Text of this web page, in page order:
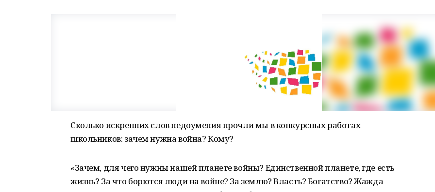
Сколько искренних слов недоумения прочли мы в конкурсных работах
школьников: зачем нужна война? Кому?
«Зачем, для чего нужны нашей планете войны? Единственной планете, где есть
жизнь? За что борются люди на войне? За землю? Власть? Богатство? Жажда